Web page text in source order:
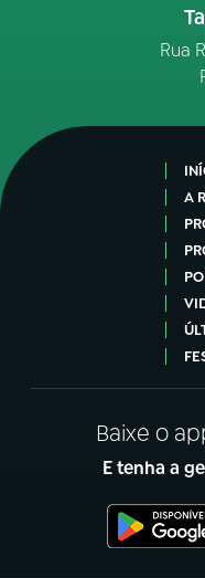
Rua
A
Baixe o
E tenha a